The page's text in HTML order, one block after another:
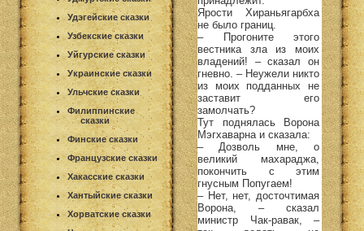
Удэгейские сказки
Узбекские сказки
Уйгурские сказки
Украинские сказки
Ульчские сказки
Филиппинские
сказки
Финские сказки
Французские сказки
Хакасские сказки
Хантыйские сказки
Хорватские сказки
Ярости Хираньягарбха
не было границ.
– Прогоните этого
вестника зла из моих
владений! – сказал он
гневно. – Неужели никто
из моих подданных не
заставит его
замолчать?
Тут поднялась Ворона
Мэгхаварна и сказала:
– Дозволь мне, о
великий махараджа,
покончить с этим
гнусным Попугаем!
– Нет, нет, досточтимая
Ворона, – сказал
министр Чак-равак, –